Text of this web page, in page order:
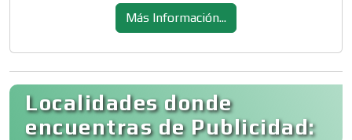
Más Información...
Localidades donde
encuentras de Publicidad: